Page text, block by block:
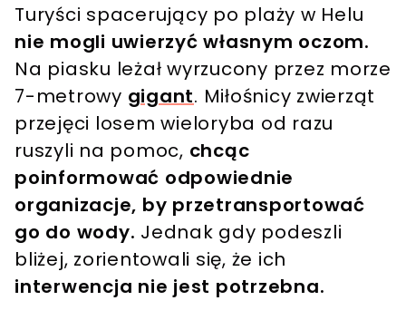
Turyści spacerujący po plaży w Helu
nie mogli uwierzyć własnym oczom.
Na piasku leżał wyrzucony przez morze
7-metrowy gigant. Miłośnicy zwierząt
przejęci losem wieloryba od razu
ruszyli na pomoc, chcąc
poinformować odpowiednie
organizacje, by przetransportować
go do wody. Jednak gdy podeszli
bliżej, zorientowali się, że ich
interwencja nie jest potrzebna.